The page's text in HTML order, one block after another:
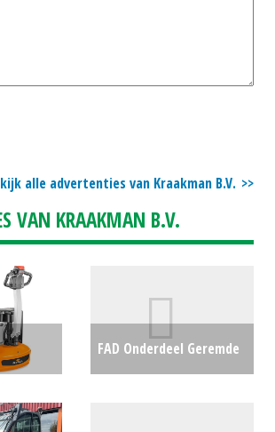
alle advertenties van Kraakman B.V.
VAN KRAAKMAN B.V.
€2250
FAD Onderdeel Geremde